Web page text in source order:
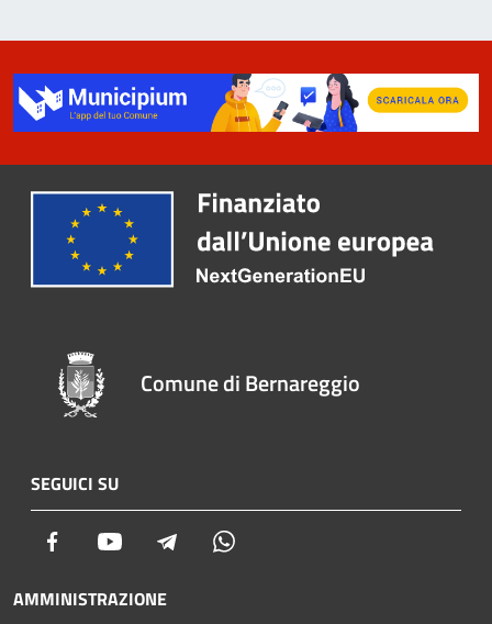
Comune di Bernareggio
SEGUICI SU
Facebook Youtube Telegram
AMMINISTRAZIONE